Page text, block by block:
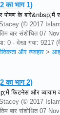
का भाग 1)
के बारे&nbsp;में
Stacey (© 2017
बार संशोधित 07
0 - देखा गया:
और व्यवहार >
का भाग 2)
फिटनेस और व्यायाम
Stacey (© 2017
बार संशोधित 07